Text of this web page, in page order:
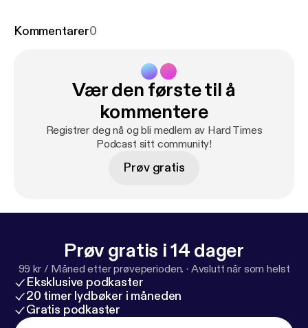
Demographic. Anything we lack in sound quality (we
Kommentarer0
Vær den første til å
kommentere
Registrer deg nå og bli medlem av Hard Times
Podcast sitt community!
Prøv gratis
Prøv gratis i 14 dager
99 kr / Måned etter prøveperioden. · Avslutt når som helst
Eksklusive podkaster
20 timer lydbøker i måneden
Gratis podkaster